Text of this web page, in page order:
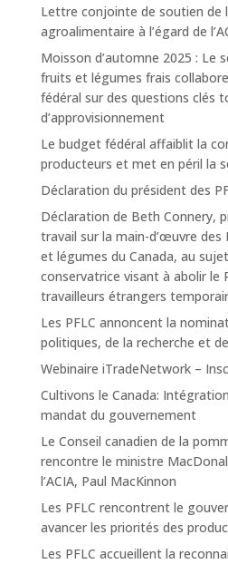
Lettre conjointe de soutien de
agroalimentaire à l’égard de
Moisson d’automne 2025 : Le
fruits et légumes frais
fédéral sur des questions clés
d’approvisionnement
Le budget fédéral affaiblit la
producteurs et met en péril la
Déclaration du président des
Déclaration de Beth Connery,
travail sur la main-d’œuvre
et légumes du Canada, au
conservatrice visant à abolir le
travailleurs étrangers
Les PFLC annoncent la
politiques, de la recherche et
Webinaire iTradeNetwork –
Cultivons le Canada:
mandat du gouvernement
Le Conseil canadien de la
rencontre le ministre
l’ACIA, Paul MacKinnon
Les PFLC rencontrent le
avancer les priorités des
Les PFLC accueillent la